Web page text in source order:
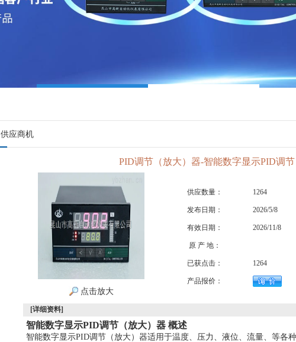
供应商机
PID调节（放大）器-智能数字显示PID调
点击放大
供应数量： 1264
发布日期： 2026/5/8
有效日期： 2026/11/8
原 产 地：
已获点击： 1264
产品报价：
[详细资料]
智能数字显示PID调节（放大）器 概述
智能数字显示PID调节（放大）器适用于温度、压力、液位、流量、等各